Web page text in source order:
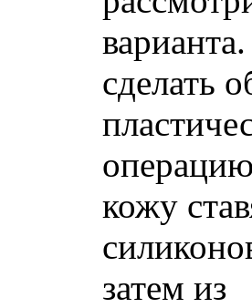
сделать
кожу
затем из